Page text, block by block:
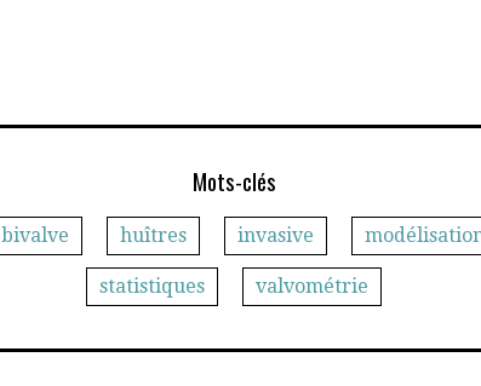
Mots-clés
bivalve huîtres invasive
statistiques valvométrie